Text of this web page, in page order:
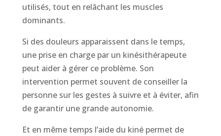
utilisés, tout en relâchant les muscles
dominants.
Si des douleurs apparaissent dans le temps,
une prise en charge par un kinésithérapeute
peut aider à gérer ce problème. Son
intervention permet souvent de conseiller la
personne sur les gestes à suivre et à éviter, afin
de garantir une grande autonomie.
Et en même temps l’aide du kiné permet de